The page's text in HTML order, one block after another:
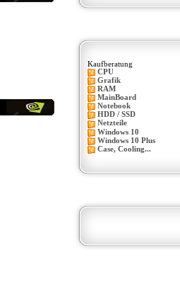
Kaufberatung
CPU
Grafik
RAM
MainBoard
Notebook
HDD / SSD
Netzteile
Windows 10
Windows 10 Plus
Case, Cooling...